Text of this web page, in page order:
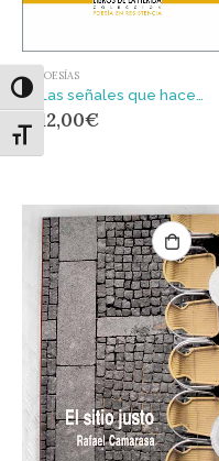
Alternar alto contraste
Alternar tamaño de letra
POESÍAS
12,00€